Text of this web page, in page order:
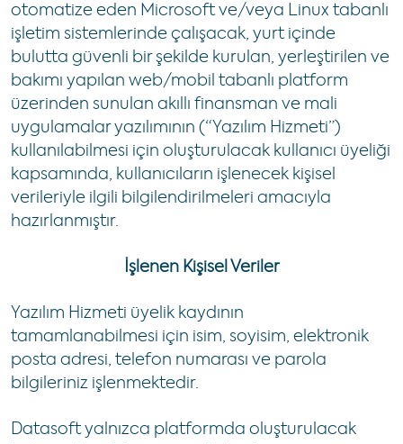
otomatize eden Microsoft ve/veya Linux tabanlı
işletim sistemlerinde çalışacak, yurt içinde
bulutta güvenli bir şekilde kurulan, yerleştirilen ve
bakımı yapılan web/mobil tabanlı platform
üzerinden sunulan akıllı finansman ve mali
uygulamalar yazılımının (“Yazılım Hizmeti”)
kullanılabilmesi için oluşturulacak kullanıcı üyeliği
kapsamında, kullanıcıların işlenecek kişisel
verileriyle ilgili bilgilendirilmeleri amacıyla
hazırlanmıştır.
İşlenen Kişisel Veriler
Yazılım Hizmeti üyelik kaydının
tamamlanabilmesi için isim, soyisim, elektronik
posta adresi, telefon numarası ve parola
bilgileriniz işlenmektedir.
Datasoft yalnızca platformda oluşturulacak